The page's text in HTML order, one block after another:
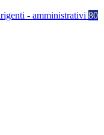
- amministrativi 80